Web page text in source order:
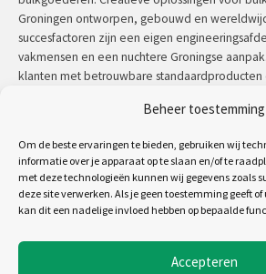
Beheer toestemming
Om de beste ervaringen te bieden, gebruiken wij
informatie over je apparaat op te slaan en/of te
met deze technologieën kunnen wij gegevens zoals
deze site verwerken. Als je geen toestemming geeft
kan dit een nadelige invloed hebben op bepaalde
Accepteren
Groningen ontworpen, gebouwd en
succesfactoren zijn een eigen
vakmensen en een nuchtere Groningse
klanten met betrouwbare standaardproducten
lees meer
Volg ons op: